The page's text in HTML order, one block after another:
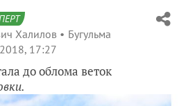
Халилов
Бугульма
17:27
до облома веток